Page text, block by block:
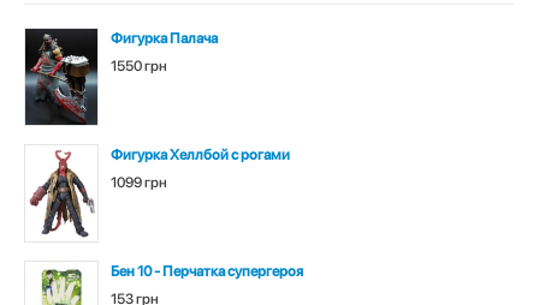
Фигурка Палача
1550 грн
Фигурка Хеллбой с рогами
1099 грн
Бен 10 - Перчатка супергероя
153 грн